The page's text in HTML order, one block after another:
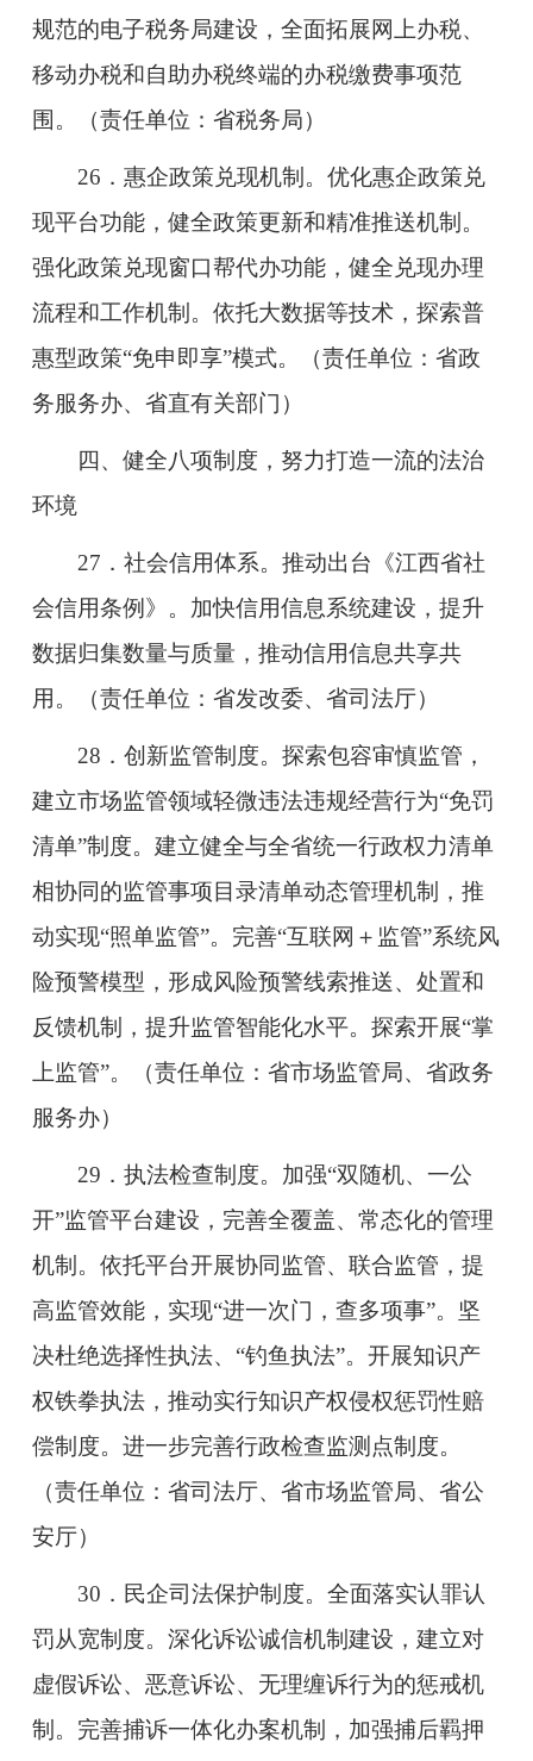
规范的电子税务局建设，全面拓展网上办税、
移动办税和自助办税终端的办税缴费事项范
围。（责任单位：省税务局）
26．惠企政策兑现机制。优化惠企政策兑
现平台功能，健全政策更新和精准推送机制。
强化政策兑现窗口帮代办功能，健全兑现办理
流程和工作机制。依托大数据等技术，探索普
惠型政策“免申即享”模式。（责任单位：省政
务服务办、省直有关部门）
四、健全八项制度，努力打造一流的法治
环境
27．社会信用体系。推动出台《江西省社
会信用条例》。加快信用信息系统建设，提升
数据归集数量与质量，推动信用信息共享共
用。（责任单位：省发改委、省司法厅）
28．创新监管制度。探索包容审慎监管，
建立市场监管领域轻微违法违规经营行为“免罚
清单”制度。建立健全与全省统一行政权力清单
相协同的监管事项目录清单动态管理机制，推
动实现“照单监管”。完善“互联网＋监管”系统风
险预警模型，形成风险预警线索推送、处置和
反馈机制，提升监管智能化水平。探索开展“掌
上监管”。（责任单位：省市场监管局、省政务
服务办）
29．执法检查制度。加强“双随机、一公
开”监管平台建设，完善全覆盖、常态化的管理
机制。依托平台开展协同监管、联合监管，提
高监管效能，实现“进一次门，查多项事”。坚
决杜绝选择性执法、“钓鱼执法”。开展知识产
权铁拳执法，推动实行知识产权侵权惩罚性赔
偿制度。进一步完善行政检查监测点制度。
（责任单位：省司法厅、省市场监管局、省公
安厅）
30．民企司法保护制度。全面落实认罪认
罚从宽制度。深化诉讼诚信机制建设，建立对
虚假诉讼、恶意诉讼、无理缠诉行为的惩戒机
制。完善捕诉一体化办案机制，加强捕后羁押